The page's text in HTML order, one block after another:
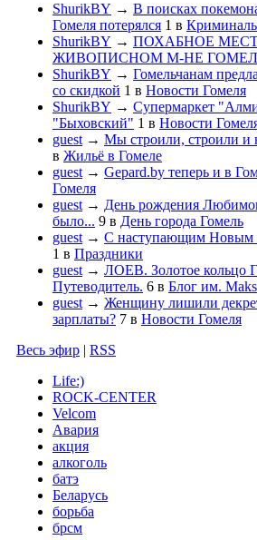
ShurikBY → В поисках
Гомеля потерялся 1 в
ShurikBY → ПОХАБНОЕ
ЖИВОПИСНОМ М-НЕ
ShurikBY → Гомельчанам
со скидкой 1 в Новости Гомеля
ShurikBY → Супермаркет
"Быховский" 1 в Новости
guest → Мы строили, строили и
в Жильё в Гомеле
guest → Gepard.by теперь и в
Гомеля
guest → День рождения
было... 9 в День города Гомель
guest → С наступающим Новым
1 в Праздники
guest → ЛОЕВ. Золотое кольцо
Путеводитель. 6 в Блог им. Maks
guest → Женщину лишили
зарплаты? 7 в Новости Гомеля
Весь эфир | RSS
Life:)
ROCK-CENTER
Velcom
Авария
акция
алкоголь
батэ
Беларусь
борьба
брсм